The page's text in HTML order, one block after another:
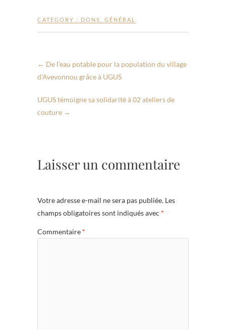
b
o
k
er
ail at
s
p
p
g
CATEGORY : DONS GÉNÉRAL
← De l’eau potable pour la population du village
d’Avevonnou grâce à UGUS
UGUS témoigne sa solidarité à 02 ateliers de
couture →
Laisser un commentaire
Votre adresse e-mail ne sera pas publiée. Les
champs obligatoires sont indiqués avec *
Commentaire *